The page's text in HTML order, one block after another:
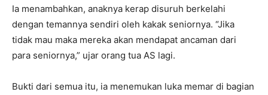
Ia menambahkan, anaknya kerap disuruh berkelahi
dengan temannya sendiri oleh kakak seniornya. “Jika
tidak mau maka mereka akan mendapat ancaman dari
para seniornya,” ujar orang tua AS lagi.
Bukti dari semua itu, ia menemukan luka memar di bagian